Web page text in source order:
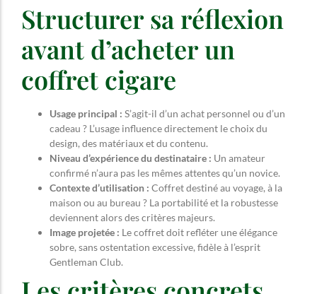
Structurer sa réflexion
avant d’acheter un
coffret cigare
Usage principal : S’agit-il d’un achat personnel ou d’un
cadeau ? L’usage influence directement le choix du
design, des matériaux et du contenu.
Niveau d’expérience du destinataire : Un amateur
confirmé n’aura pas les mêmes attentes qu’un novice.
Contexte d’utilisation : Coffret destiné au voyage, à la
maison ou au bureau ? La portabilité et la robustesse
deviennent alors des critères majeurs.
Image projetée : Le coffret doit refléter une élégance
sobre, sans ostentation excessive, fidèle à l’esprit
Gentleman Club.